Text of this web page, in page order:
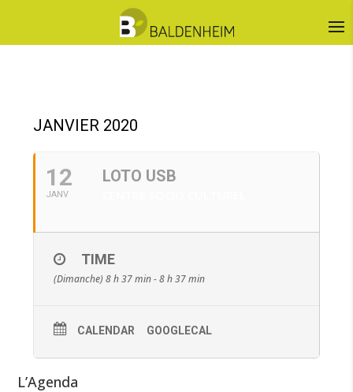
JANVIER 2020
12
JANV
LOTO USB
TIME
(Dimanche) 8 h 37 min - 8 h 37 min
CALENDAR GOOGLECAL
L’Agenda